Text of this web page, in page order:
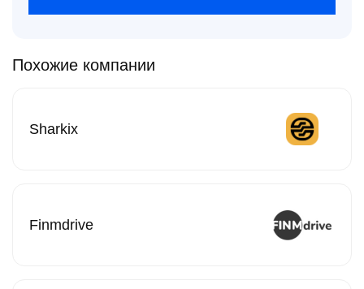
Похожие компании
Sharkix
Finmdrive